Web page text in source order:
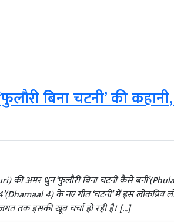
बिना चटनी’ की
की अमर धुन ‘फुलौरी बिना चटनी कैसे
4) के नए गीत ‘चटनी’ में इस लोकप्रिय
तक इसकी खूब चर्चा हो रही है। […]